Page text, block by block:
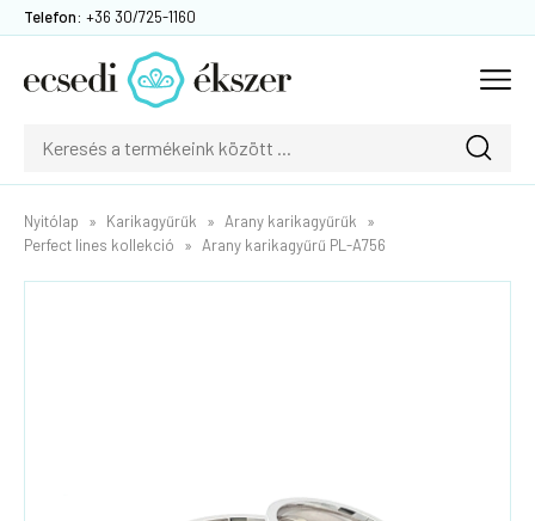
Telefon: +36 30/725-1160
Nyitólap Karikagyűrűk
Arany karikagyűrűk
Perfect lines kollekció
Arany karikagyűrű PL-A756